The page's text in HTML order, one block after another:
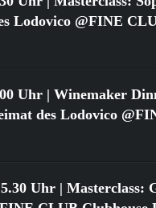
Lodovico @FINE
Uhr | Winemaker
des Lodovico
Uhr | Masterclass: